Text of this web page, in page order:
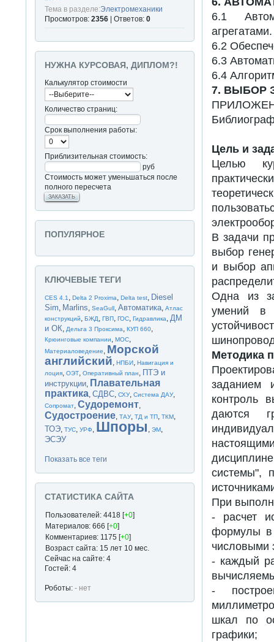
6.1
агрегатами.
6.2
6.3
6.4
7. ВЫБОР
Цель и
Целью
В задачи
выбор
и выбор
Одна из
умений в
Методика
заданием
контроль
даются
системы",
При
- расчет
формулы в
числовыми
- каждый
-
шкал по
графики;
Тема в разделе:Электромеханики
Просмотров:2356 | Ответов:0
НУЖНА КУРСОВАЯ, ДИПЛОМ?!
Калькулятор стоимости
Количество страниц:
Срок выполнения работы:
Приблизительная стоимость:
руб
Стоимость может уменьшаться после
полного пересчета
ЗАКАЗАТЬ
ПОПУЛЯРНОЕ
КЛЮЧЕВЫЕ ТЕГИ
CES 4.1 ,Delta 2 Proxima,Delta test, Diesel
Sim, Marlins,SeaGull,Автоматика,Атлас
конструкций,БЖД,ГВП,ГОС,Гидравлика,ДМ
и ОК,Дельта 3 Проксима,КУП 660,
Крюинговые компании,МОС,
Материаловедение, Морской
английский,НПБИ,Навигация и
лоция,ОЭТ,Оперативный план, ПТЭ и
инструкции, Плавательная
практика,СДВС,СХУ,Система ДАУ,
Сопромат,Судоремонт,
Судостроение,ТАУ,ТД и ТП,ТКМ,
ТОЭ,ТУС,УРФ, Шпоры ,ЭМ,
ЭСЭУ
Показать все теги
СТАТИСТИКА САЙТА
Пользователей: 4418 [+0]
Материалов: 666 [+0]
Комментариев: 1175 [+0]
Возраст сайта: 15 лет 10 мес.
Сейчас на сайте: 4
Гостей: 4
Роботы:- нет